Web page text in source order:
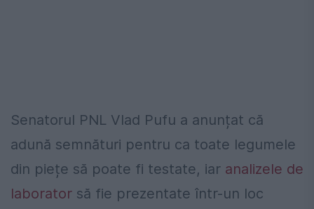
Senatorul PNL Vlad Pufu a anunțat că
adună semnături pentru ca toate legumele
din piețe să poate fi testate, iar analizele de
laborator să fie prezentate într-un loc